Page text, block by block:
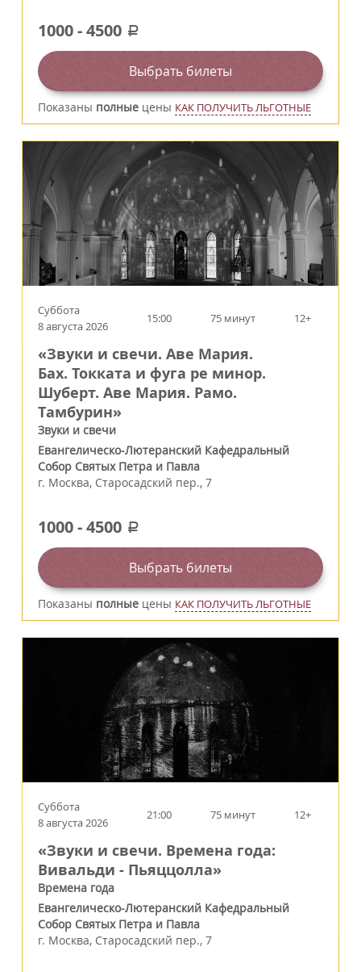
1000-4500 a
Выбрать билеты
Показаны полные цены КАК ПОЛУЧИТЬ ЛЬГОТНЫЕ
Суббота
8 августа 2026
15:00 75 минут 12+
«Звуки и свечи. Аве Мария.
Бах. Токката и фуга ре минор.
Шуберт. Аве Мария. Рамо.
Тамбурин»
Звуки и свечи
Евангелическо-Лютеранский Кафедральный
Собор Святых Петра и Павла
г. Москва, Старосадский пер., 7
1000-4500 a
Выбрать билеты
Показаны полные цены КАК ПОЛУЧИТЬ ЛЬГОТНЫЕ
Суббота
8 августа 2026
21:00 75 минут 12+
«Звуки и свечи. Времена года:
Вивальди - Пьяццолла»
Времена года
Евангелическо-Лютеранский Кафедральный
Собор Святых Петра и Павла
г. Москва, Старосадский пер., 7